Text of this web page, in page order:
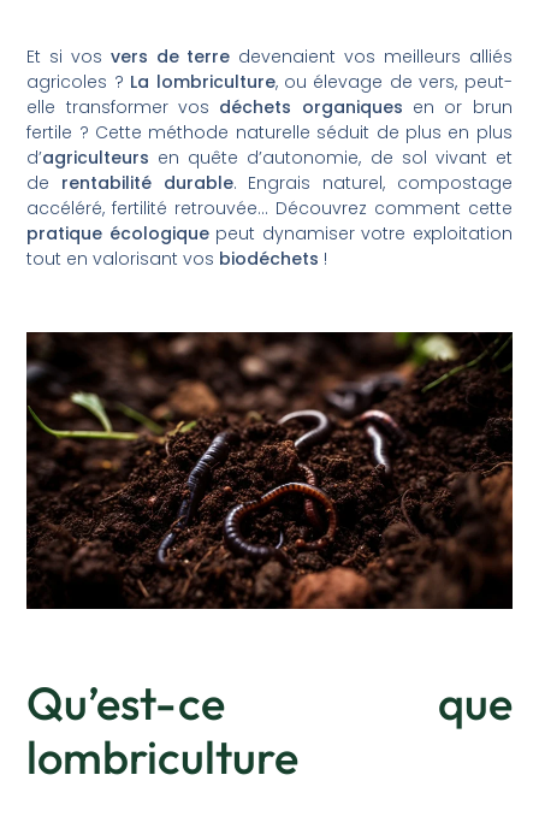
Et si vos vers de terre devenaient vos meilleurs alliés
agricoles ? La lombriculture, ou élevage de vers, peut-
elle transformer vos déchets organiques en or brun
fertile ? Cette méthode naturelle séduit de plus en plus
d’agriculteurs en quête d’autonomie, de sol vivant et
de rentabilité durable. Engrais naturel, compostage
accéléré, fertilité retrouvée… Découvrez comment cette
pratique écologiquepeut dynamiser votre exploitation
tout en valorisant vos biodéchets !
Qu’est-ce que
lombriculture